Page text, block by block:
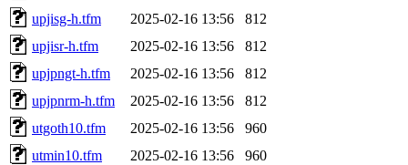
upjisg-h.tfm
2025-02-16 13:56
812
upjisr-h.tfm
2025-02-16 13:56
812
upjpngt-h.tfm
2025-02-16 13:56
812
upjpnrm-h.tfm
2025-02-16 13:56
812
utgoth10.tfm
2025-02-16 13:56
960
utmin10.tfm
2025-02-16 13:56
960